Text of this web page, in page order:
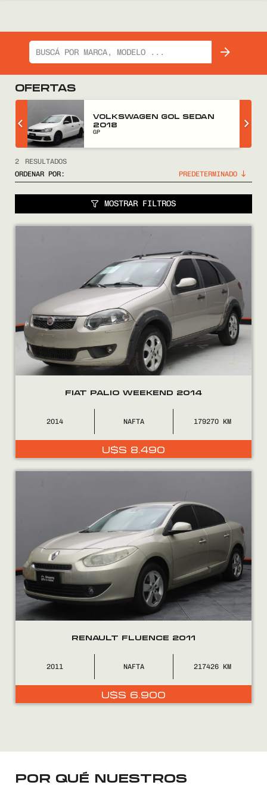
VENDÉ
FINANCIÁ
NOSOTROS
CONTACTO
08002525
OFERTAS
VOLKSWAGEN GOL SEDAN
2018
GP
2
RESULTADOS
ORDENAR POR:
MOSTRAR FILTROS
FIAT PALIO WEEKEND 2014
2014 NAFTA 179270
U$S 8.490
RENAULT FLUENCE 2011
2011 NAFTA 217426
U$S 6.900
POR QUÉ NUESTROS